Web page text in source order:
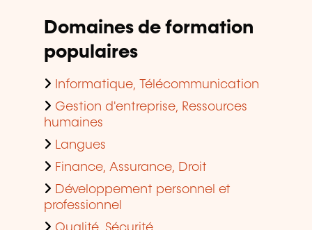
Domaines de formation
populaires
Informatique, Télécommunication
Gestion d'entreprise, Ressources
humaines
Langues
Finance, Assurance, Droit
Développement personnel et
professionnel